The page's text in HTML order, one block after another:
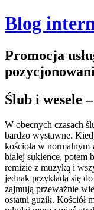
Blog
Promocja
Ślub i wesele
W obecnych czasach
bardzo wystawne.
kościoła w normalnym
białej sukience, potem
remizie z muzyką i
jednak przykłada się
zajmują przeważnie
ostatni guzik. Kościół